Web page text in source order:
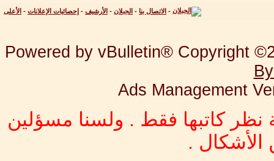
- الاتصال بنا - الجبلان - الأرشيف - إحصائيات الإعلانات - الأعلى
Powered by vBulletin® Copyright
Ads Management
نظر كاتبها فقط . ولسنا مسؤلين
.